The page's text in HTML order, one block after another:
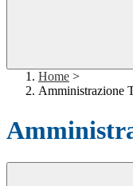
Home >
Amministrazione